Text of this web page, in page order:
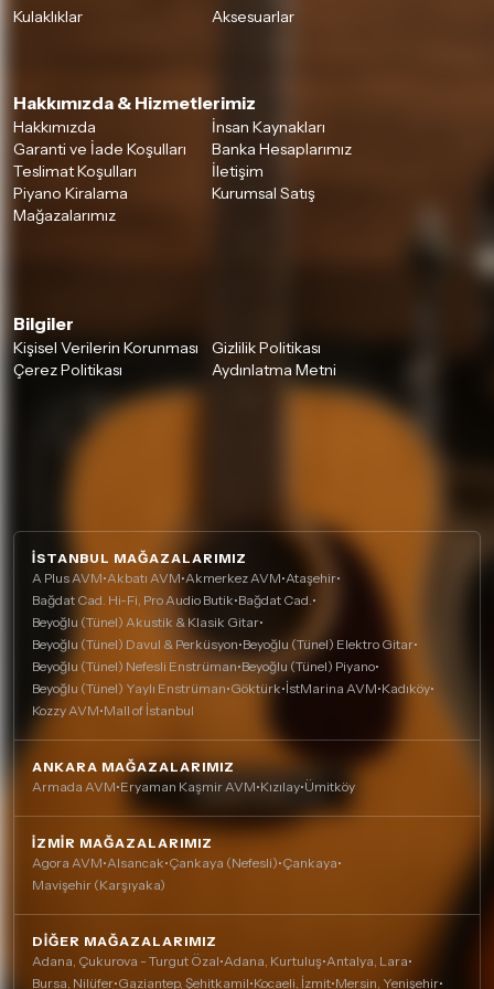
Kulaklıklar
Aksesuarlar
Hakkımızda & Hizmetlerimiz
Hakkımızda
İnsan Kaynakları
Garanti ve İade Koşulları
Banka Hesaplarımız
Teslimat Koşulları
İletişim
Piyano Kiralama
Kurumsal Satış
Mağazalarımız
Bilgiler
Kişisel Verilerin Korunması
Gizlilik Politikası
Çerez Politikası
Aydınlatma Metni
İSTANBUL MAĞAZALARIMIZ
A Plus AVM•Akbatı AVM•Akmerkez AVM•Ataşehir•
Bağdat Cad. Hi-Fi, Pro Audio Butik•Bağdat Cad.•
Beyoğlu (Tünel) Akustik & Klasik Gitar•
Beyoğlu (Tünel) Davul & Perküsyon•Beyoğlu (Tünel) Elektro Gitar•
Beyoğlu (Tünel) Nefesli Enstrüman•Beyoğlu (Tünel) Piyano•
Beyoğlu (Tünel) Yaylı Enstrüman•Göktürk•İstMarina AVM•Kadıköy•
Kozzy AVM•Mall of İstanbul
ANKARA MAĞAZALARIMIZ
Armada AVM•Eryaman Kaşmir AVM•Kızılay•Ümitköy
İZMIR MAĞAZALARIMIZ
Agora AVM•Alsancak•Çankaya (Nefesli)•Çankaya•
Mavişehir (Karşıyaka)
DIĞER MAĞAZALARIMIZ
Adana, Çukurova - Turgut Özal•Adana, Kurtuluş•Antalya, Lara•
Bursa, Nilüfer•Gaziantep, Şehitkamil•Kocaeli, İzmit•Mersin, Yenişehir•